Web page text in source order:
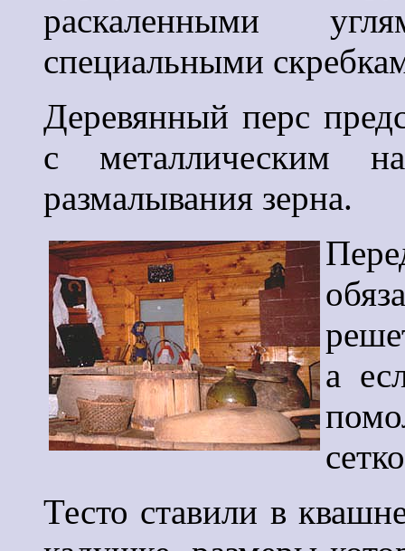
раскаленными
специальными
Деревянный перс
с металлическим
размалывания зерна.
а
Тесто ставили в